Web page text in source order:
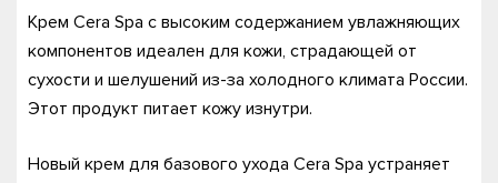
Крем Cera Spa с высоким содержанием увлажняющих
компонентов идеален для кожи, страдающей от
сухости и шелушений из-за холодного климата России.
Этот продукт питает кожу изнутри.
Новый крем для базового ухода Cera Spa устраняет